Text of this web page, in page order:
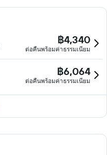
฿4,340
ต่อคืนพร้อมค่าธรรมเนียม
฿6,064
ต่อคืนพร้อมค่าธรรมเนียม